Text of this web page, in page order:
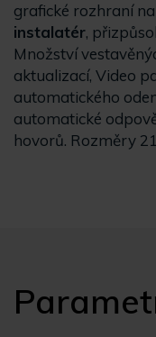
grafické rozhraní
instalatér,
Množství
aktualizací, Video
automatického
automatické
hovorů. Rozměry